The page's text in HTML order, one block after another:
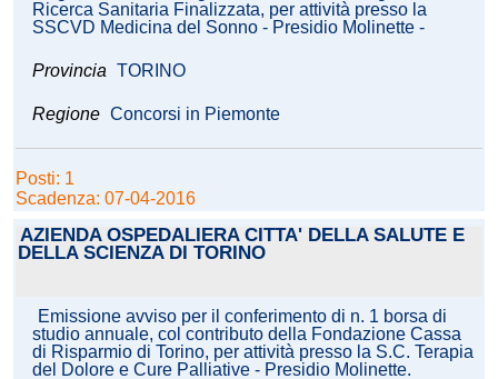
Ricerca Sanitaria Finalizzata, per attività presso la
SSCVD Medicina del Sonno - Presidio Molinette -
Provincia TORINO
Regione Concorsi in Piemonte
Posti: 1
Scadenza: 07-04-2016
AZIENDA OSPEDALIERA CITTA' DELLA SALUTE E
DELLA SCIENZA DI TORINO
Emissione avviso per il conferimento di n. 1 borsa di
studio annuale, col contributo della Fondazione Cassa
di Risparmio di Torino, per attività presso la S.C. Terapia
del Dolore e Cure Palliative - Presidio Molinette.